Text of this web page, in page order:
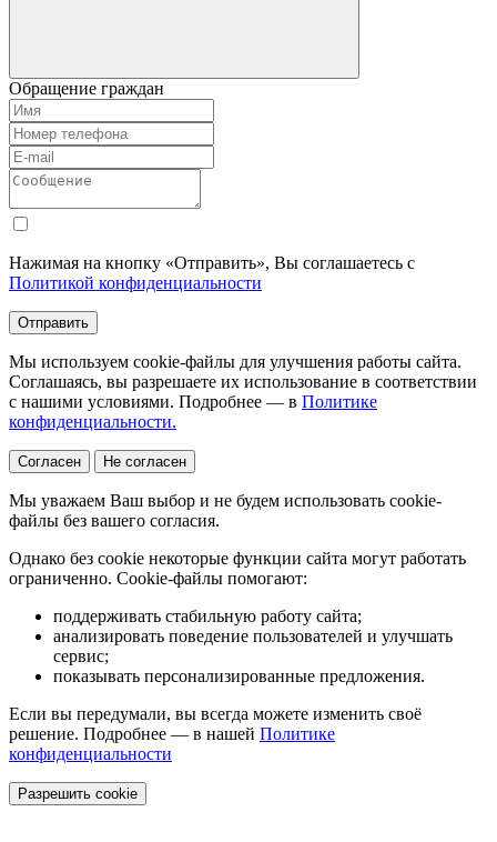
Обращение граждан
Нажимая на кнопку «Отправить», Вы соглашаетесь с
Политикой конфиденциальности
Отправить
Мы используем cookie-файлы для улучшения работы сайта.
Соглашаясь, вы разрешаете их использование в соответствии
с нашими условиями. Подробнее — в Политике
конфиденциальности.
Согласен Не согласен
Мы уважаем Ваш выбор и не будем использовать cookie-
файлы без вашего согласия.
Однако без cookie некоторые функции сайта могут работать
ограниченно. Cookie-файлы помогают:
поддерживать стабильную работу сайта;
анализировать поведение пользователей и улучшать
сервис;
показывать персонализированные предложения.
Если вы передумали, вы всегда можете изменить своё
решение. Подробнее — в нашей Политике
конфиденциальности
Разрешить cookie